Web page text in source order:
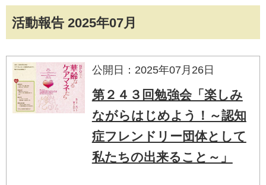
活動報告 2025年07月
公開日：2025年07月26日
第２４３回勉強会「楽しみ
ながらはじめよう！～認知
症フレンドリー団体として
私たちの出来ること～」